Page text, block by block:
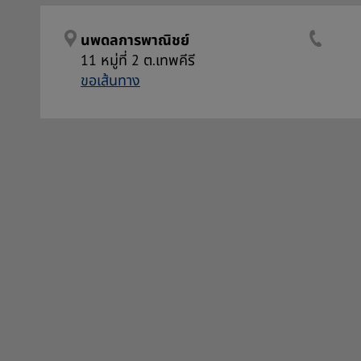
นพดลการพาณิชย์
11 หมู่ที่ 2 ต.เทพคีรี
ขอเส้นทาง